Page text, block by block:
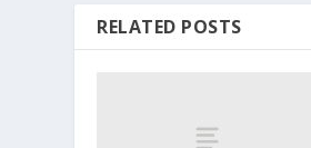
RELATED POSTS